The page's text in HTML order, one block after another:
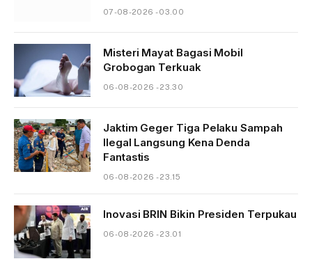
07-08-2026 - 03.00
Misteri Mayat Bagasi Mobil
Grobogan Terkuak
06-08-2026 - 23.30
Jaktim Geger Tiga Pelaku Sampah
Ilegal Langsung Kena Denda
Fantastis
06-08-2026 - 23.15
Inovasi BRIN Bikin Presiden Terpukau
06-08-2026 - 23.01